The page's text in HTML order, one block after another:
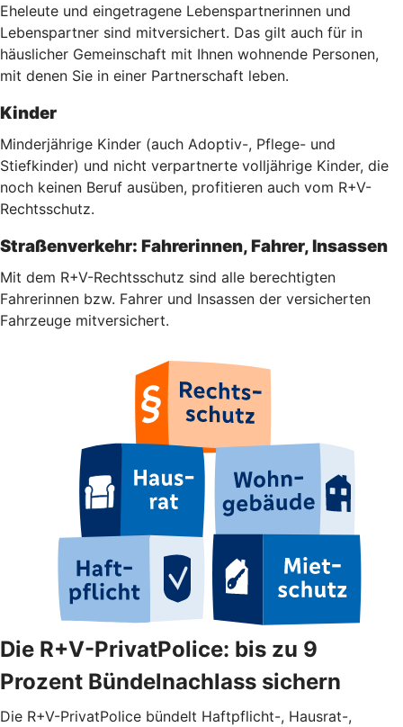
Eheleute und eingetragene Lebenspartnerinnen und
Lebenspartner sind mitversichert. Das gilt auch für in
häuslicher Gemeinschaft mit Ihnen wohnende Personen,
mit denen Sie in einer Partnerschaft leben.
Kinder
Minderjährige Kinder (auch Adoptiv-, Pflege- und
Stiefkinder) und nicht verpartnerte volljährige Kinder, die
noch keinen Beruf ausüben, profitieren auch vom R+V-
Rechtsschutz.
Straßenverkehr: Fahrerinnen, Fahrer, Insassen
Mit dem R+V-Rechtsschutz sind alle berechtigten
Fahrerinnen bzw. Fahrer und Insassen der versicherten
Fahrzeuge mitversichert.
Die R+V-PrivatPolice: bis zu 9
Prozent Bündelnachlass sichern
Die R+V-PrivatPolice bündelt Haftpflicht-, Hausrat-,